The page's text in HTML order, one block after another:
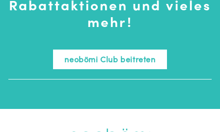
Rabattaktionen und vieles
mehr!
neobömi Club beitreten